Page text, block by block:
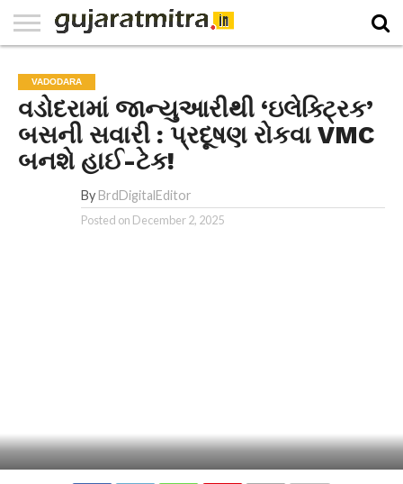
PAPER
NATIONAL
WORLD
BUSINESS
SPORTS
GUJARAT
OPINION
MORE
VADODARA
વડોદરામાં જાન્યુઆરીથી ‘ઇલેક્ટ્રિક’
બસની સવારી : પ્રદૂષણ રોકવા VMC
બનશે હાઈ-ટેક!
By BrdDigitalEditor
Posted on December 2, 2025